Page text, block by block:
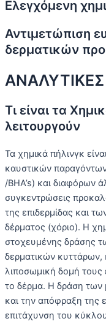
Ελεγχόμενη
Αντιμετώπιση
δερματικών
Τι είναι τα
λειτουργούν
Τα χημικά πήλινγκ
καυστικών
/BHA’s) και διαφόρων
συγκεντρώσεις
της επιδερμίδας και
δέρματος (χόριο). Η
στοχευμένης δράσης
δερματικών
λιποσωμική δομή τους
το δέρμα. Η δράση των
και την απόφραξη της
επιτάχυνση του